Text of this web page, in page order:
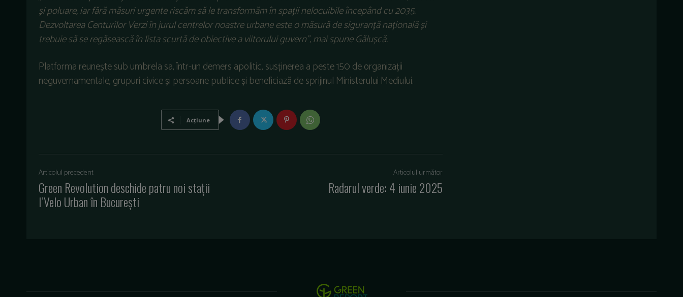
și poluare, iar fără măsuri urgente riscăm să le transformăm în spații nelocuibile începând cu 2035.
Dezvoltarea Centurilor Verzi în jurul centrelor noastre urbane este o măsură de siguranță națională și
trebuie să se regăsească în lista scurtă de obiective a viitorului guvern”, mai spune Gălușcă.
Platforma reunește sub umbrela sa, într-un demers apolitic, susținerea a peste 150 de organizații
neguvernamentale, grupuri civice și persoane publice și beneficiază de sprijinul Ministerului Mediului.
Acțiune
Articolul precedent
Green Revolution deschide patru noi stații
I’Velo Urban în București
Articolul următor
Radarul verde: 4 iunie 2025